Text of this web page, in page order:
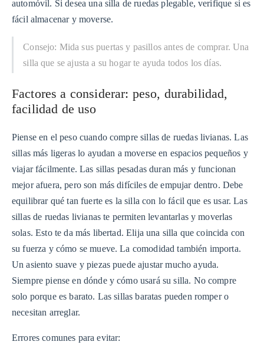
automóvil. Si desea una silla de ruedas plegable, verifique si es
fácil almacenar y moverse.
Consejo: Mida sus puertas y pasillos antes de comprar. Una
silla que se ajusta a su hogar te ayuda todos los días.
Factores a considerar: peso, durabilidad,
facilidad de uso
Piense en el peso cuando compre sillas de ruedas livianas. Las
sillas más ligeras lo ayudan a moverse en espacios pequeños y
viajar fácilmente. Las sillas pesadas duran más y funcionan
mejor afuera, pero son más difíciles de empujar dentro. Debe
equilibrar qué tan fuerte es la silla con lo fácil que es usar. Las
sillas de ruedas livianas te permiten levantarlas y moverlas
solas. Esto te da más libertad. Elija una silla que coincida con
su fuerza y ​​cómo se mueve. La comodidad también importa.
Un asiento suave y piezas puede ajustar mucho ayuda.
Siempre piense en dónde y cómo usará su silla. No compre
solo porque es barato. Las sillas baratas pueden romper o
necesitan arreglar.
Errores comunes para evitar: